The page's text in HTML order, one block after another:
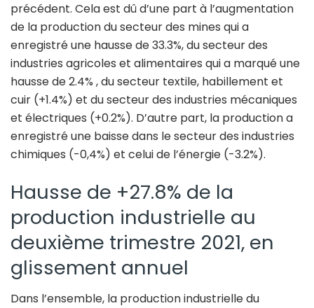
précédent. Cela est dû d’une part à l’augmentation
de la production du secteur des mines qui a
enregistré une hausse de 33.3%, du secteur des
industries agricoles et alimentaires qui a marqué une
hausse de 2.4% , du secteur textile, habillement et
cuir (+1.4%) et du secteur des industries mécaniques
et électriques (+0.2%). D’autre part, la production a
enregistré une baisse dans le secteur des industries
chimiques (-0,4%) et celui de l’énergie (-3.2%).
Hausse de +27.8% de la
production industrielle au
deuxième trimestre 2021, en
glissement annuel
Dans l’ensemble, la production industrielle du